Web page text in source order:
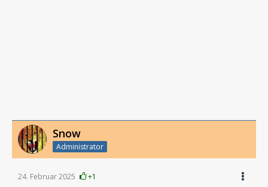
Snow
Administrator
24. Februar 2025 +1